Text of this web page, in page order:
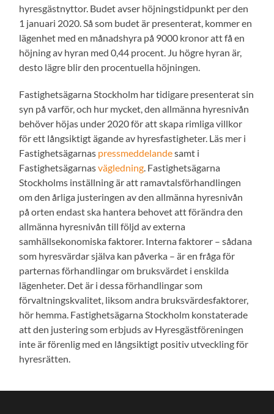
hyresgästnyttor. Budet avser höjningstidpunkt per den
1 januari 2020. Så som budet är presenterat, kommer en
lägenhet med en månadshyra på 9000 kronor att få en
höjning av hyran med 0,44 procent. Ju högre hyran är,
desto lägre blir den procentuella höjningen.
Fastighetsägarna Stockholm har tidigare presenterat sin
syn på varför, och hur mycket, den allmänna hyresnivån
behöver höjas under 2020 för att skapa rimliga villkor
för ett långsiktigt ägande av hyresfastigheter. Läs mer i
Fastighetsägarnas pressmeddelandesamt i
Fastighetsägarnasvägledning . Fastighetsägarna
Stockholms inställning är att ramavtalsförhandlingen
om den årliga justeringen av den allmänna hyresnivån
på orten endast ska hantera behovet att förändra den
allmänna hyresnivån till följd av externa
samhällsekonomiska faktorer. Interna faktorer – sådana
som hyresvärdar själva kan påverka – är en fråga för
parternas förhandlingar om bruksvärdet i enskilda
lägenheter. Det är i dessa förhandlingar som
förvaltningskvalitet, liksom andra bruksvärdesfaktorer,
hör hemma. Fastighetsägarna Stockholm konstaterade
att den justering som erbjuds av Hyresgästföreningen
inte är förenlig med en långsiktigt positiv utveckling för
hyresrätten.